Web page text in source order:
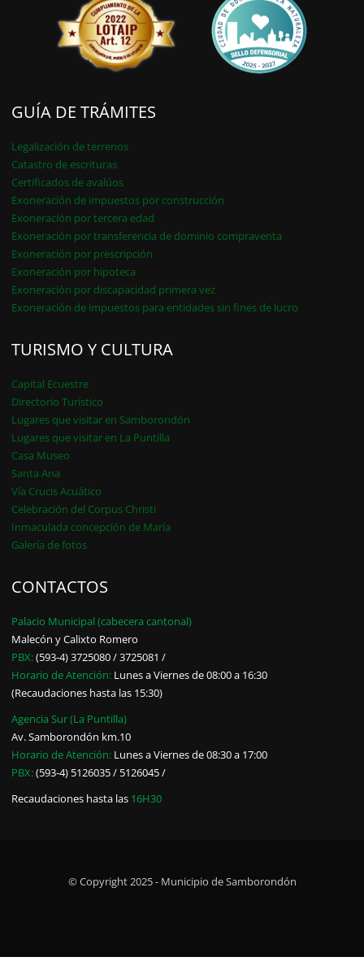
GUÍA DE TRÁMITES
Legalización de terrenos
Catastro de escrituras
Certificados de avalúos
Exoneración de impuestos por construcción
Exoneración por tercera edad
Exoneración por transferencia de dominio compraventa
Exoneración por prescripción
Exoneración por hipoteca
Exoneración por discapacidad primera vez
Exoneración de impuestos para entidades sin fines de lucro
TURISMO Y CULTURA
Capital Ecuestre
Directorio Turístico
Lugares que visitar en Samborondón
Lugares que visitar en La Puntilla
Casa Museo
Santa Ana
Vía Crucis Acuático
Celebración del Corpus Christi
Inmaculada concepción de María
Galería de fotos
CONTACTOS
Palacio Municipal (cabecera cantonal)
Malecón y Calixto Romero
PBX:(593-4) 3725080 / 3725081 /
Horario de Atención: Lunes a Viernes de 08:00 a 16:30
(Recaudaciones hasta las 15:30)
Agencia Sur (La Puntilla)
Av. Samborondón km.10
Horario de Atención: Lunes a Viernes de 08:30 a 17:00
PBX:(593-4) 5126035 / 5126045 /
Recaudaciones hasta las 16H30
© Copyright 2025 - Municipio de Samborondón